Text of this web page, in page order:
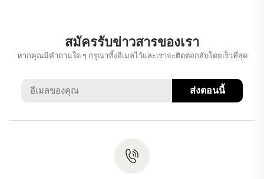
สมัครรับข่าวสารของเรา
หากคุณมีคำถามใด ๆ กรุณาทิ้งอีเมลไว้และเราจะติดต่อกลับโดยเร็วที่สุด
ส่งตอนนี้